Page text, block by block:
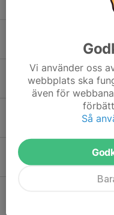
17
7 jun, 19:46 12
Inför
28 maj, 20:22
Obligatoriskt
19 maj, 08:50
Äppellunda cup
11 maj, 08:54
Vi använder oss
webbplats ska
även för
Så